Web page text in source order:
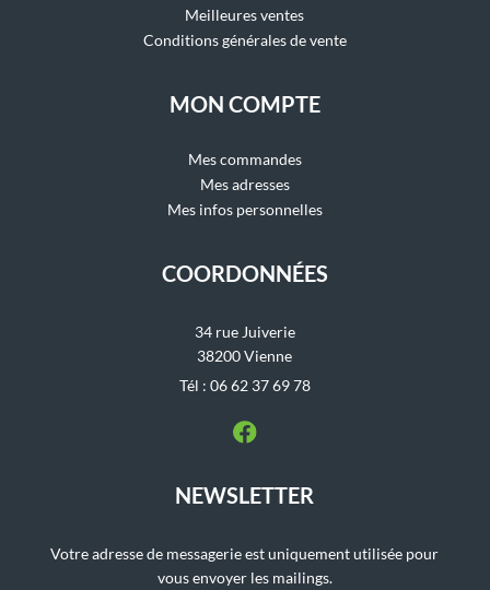
Meilleures ventes
Conditions générales de vente
MON COMPTE
Mes commandes
Mes adresses
Mes infos personnelles
COORDONNÉES
34 rue Juiverie
38200 Vienne
Tél : 06 62 37 69 78
NEWSLETTER
Votre adresse de messagerie est uniquement utilisée pour
vous envoyer les mailings.